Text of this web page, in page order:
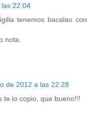
22:04
tenemos bacalao con
nota.
de 2012 a las 22:28
te lo copio, que bueno!!!